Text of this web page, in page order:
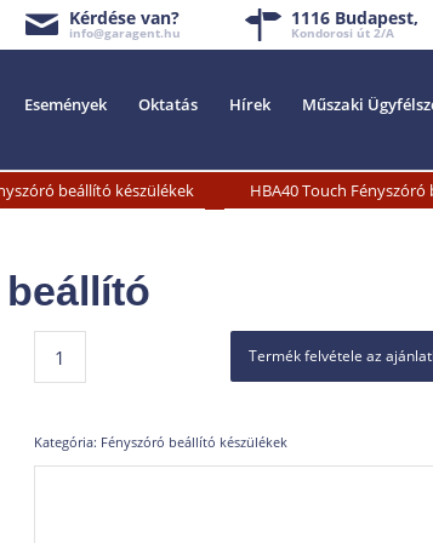
Kérdése van?
info@garagent.hu
1116 Budapest,
Kondorosi út 2/A
Események Oktatás Hírek Műszaki
beállító készülékek HBA40 Touch Fényszóró
Termék felvétele az
Kategória: Fényszóró beállító készülékek